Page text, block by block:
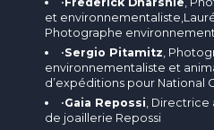
et
Photographe
•Sergio Pitamitz,
environnementaliste et
d’expéditions pour National
•Gaia Repossi, Directrice
de joaillerie Repossi